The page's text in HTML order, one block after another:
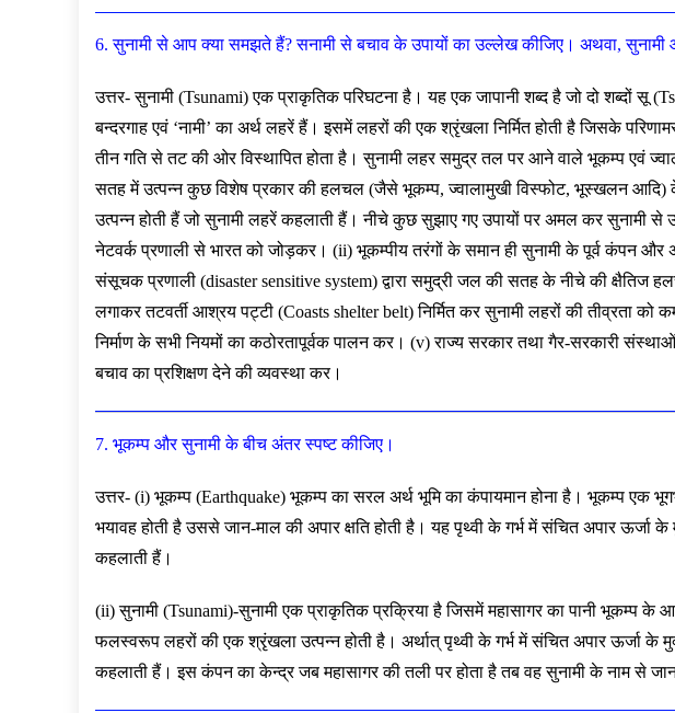
6. सुनामी से आप क्या समझते हैं? सनामी से बचाव के उपायों का उल्लेख कीजिए। अथवा,
उत्तर- सुनामी (Tsunami) एक प्राकृतिक परिघटना है। यह एक जापानी शब्द है जो दो शब्दों सू
बन्दरगाह एवं ‘नामी’ का अर्थ लहरें हैं। इसमें लहरों की एक श्रृंखला निर्मित होती है जिसके
तीन गति से तट की ओर विस्थापित होता है। सुनामी लहर समुद्र तल पर आने वाले भूकम्प एवं
सतह में उत्पन्न कुछ विशेष प्रकार की हलचल (जैसे भूकम्प, ज्वालामुखी विस्फोट, भूस्खलन
उत्पन्न होती हैं जो सुनामी लहरें कहलाती हैं। नीचे कुछ सुझाए गए उपायों पर अमल कर सुनामी से
नेटवर्क प्रणाली से भारत को जोड़कर। (ii) भूकम्पीय तरंगों के समान ही सुनामी के पूर्व कंपन
संसूचक प्रणाली (disaster sensitive system) द्वारा समुद्री जल की सतह के नीचे की क्षैतिज
लगाकर तटवर्ती आश्रय पट्टी (Coasts shelter belt) निर्मित कर सुनामी लहरों की तीव्रता को
निर्माण के सभी नियमों का कठोरतापूर्वक पालन कर। (v) राज्य सरकार तथा गैर-सरकारी
बचाव का प्रशिक्षण देने की व्यवस्था कर।
7. भूकम्प और सुनामी के बीच अंतर स्पष्ट कीजिए।
उत्तर- (i) भूकम्प (Earthquake) भूकम्प का सरल अर्थ भूमि का कंपायमान होना है। भूकम्प एक
भयावह होती है उससे जान-माल की अपार क्षति होती है। यह पृथ्वी के गर्भ में संचित अपार ऊर्जा
कहलाती हैं।
(ii) सुनामी (Tsunami)-सुनामी एक प्राकृतिक प्रक्रिया है जिसमें महासागर का पानी भूकम्प
फलस्वरूप लहरों की एक श्रृंखला उत्पन्न होती है। अर्थात् पृथ्वी के गर्भ में संचित अपार ऊर्जा के
कहलाती हैं। इस कंपन का केन्द्र जब महासागर की तली पर होता है तब वह सुनामी के नाम से